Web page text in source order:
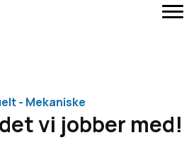
- Mekaniske
vi jobber med!